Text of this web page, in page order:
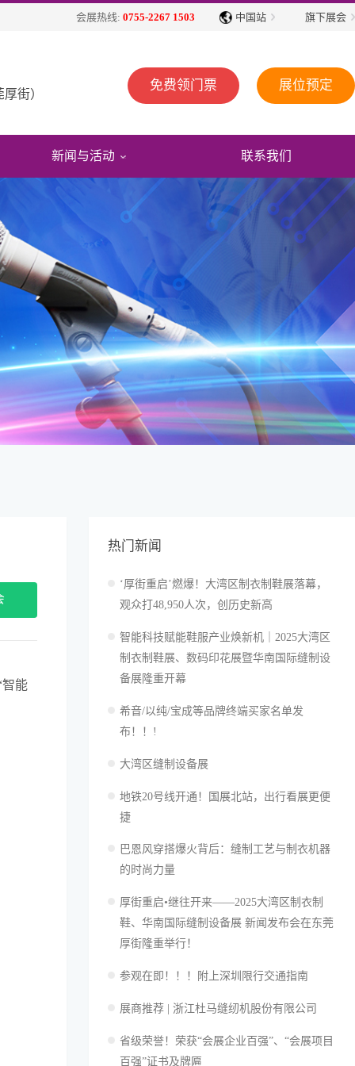
会展热线: 0755-2267 1503 中国站 旗下展会
街）
免费领门票 展位预定
展会视频
精彩图片
展会报告书
往届展会报告
2026参展商手册
2026广告招商手册
免费住酒店
省外观众交通补贴
展商名录下载
新闻与活动
媒体报道
行业动态
展会活动
联系我们
智能
热门新闻
‘厚街重启’燃爆！大湾区制衣制鞋展落幕，
观众打48,950人次，创历史新高
智能科技赋能鞋服产业焕新机｜2025大湾区
制衣制鞋展、数码印花展暨华南国际缝制设
备展隆重开幕
希音/以纯/宝成等品牌终端买家名单发
布！！!
大湾区缝制设备展
地铁20号线开通！国展北站，出行看展更便
捷
巴恩风穿搭爆火背后：缝制工艺与制衣机器
的时尚力量
厚街重启•继往开来——2025大湾区制衣制
鞋、华南国际缝制设备展 新闻发布会在东莞
厚街隆重举行！
参观在即！！！附上深圳限行交通指南
展商推荐 | 浙江杜马缝纫机股份有限公司
省级荣誉！荣获“会展企业百强”、“会展项目
百强”证书及牌匾